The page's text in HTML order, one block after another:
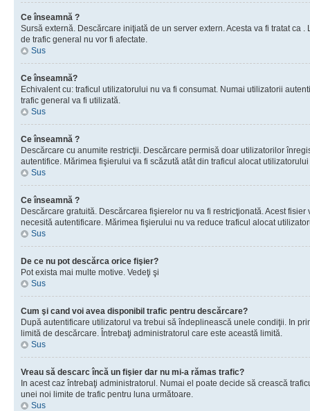
Ce înseamnă ?
Sursă externă. Descărcare iniţiată de un server extern. Acesta va fi tratat ca
de trafic general nu vor fi afectate.
Sus
Ce înseamnă?
Echivalent cu: traficul utilizatorului nu va fi consumat. Numai utilizatorii
trafic general va fi utilizată.
Sus
Ce înseamnă ?
Descărcare cu anumite restricţii. Descărcare permisă doar utilizatorilor
autentifice. Mărimea fişierului va fi scăzută atât din traficul alocat
Sus
Ce înseamnă ?
Descărcare gratuită. Descărcarea fişierelor nu va fi restricţionată. Acest
necesită autentificare. Mărimea fişierului nu va reduce traficul alocat
Sus
De ce nu pot descărca orice fişier?
Pot exista mai multe motive. Vedeţi şi
Sus
Cum şi cand voi avea disponibil trafic pentru descărcare?
După autentificare utilizatorul va trebui să îndeplinească unele condiţii. In
limită de descărcare. Întrebaţi administratorul care este această limită.
Sus
Vreau să descarc încă un fişier dar nu mi-a rămas trafic?
In acest caz întrebaţi administratorul. Numai el poate decide să crească
unei noi limite de trafic pentru luna următoare.
Sus